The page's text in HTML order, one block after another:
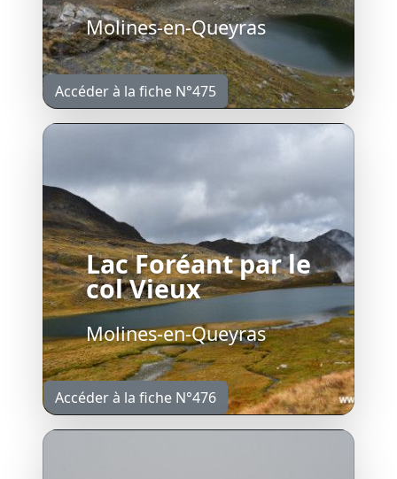
Molines-en-Queyras
Accéder à la fiche N°475
Lac Foréant par le
col Vieux
Molines-en-Queyras
Accéder à la fiche N°476